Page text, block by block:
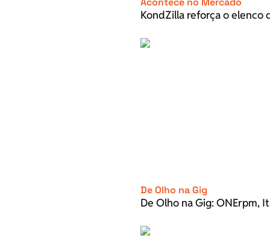
KondZilla reforça o elenco
De Olho na Gig
De Olho na Gig: ONErpm,